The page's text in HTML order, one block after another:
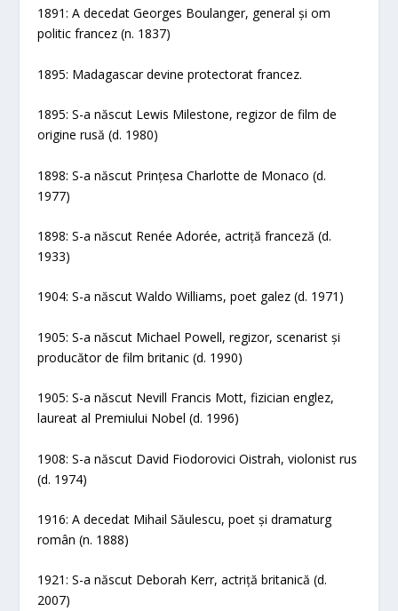
1891: A decedat Georges Boulanger, general și om
politic francez (n. 1837)
1895: Madagascar devine protectorat francez.
1895: S-a născut Lewis Milestone, regizor de film de
origine rusă (d. 1980)
1898: S-a născut Prințesa Charlotte de Monaco (d.
1977)
1898: S-a născut Renée Adorée, actriță franceză (d.
1933)
1904: S-a născut Waldo Williams, poet galez (d. 1971)
1905: S-a născut Michael Powell, regizor, scenarist și
producător de film britanic (d. 1990)
1905: S-a născut Nevill Francis Mott, fizician englez,
laureat al Premiului Nobel (d. 1996)
1908: S-a născut David Fiodorovici Oistrah, violonist rus
(d. 1974)
1916: A decedat Mihail Săulescu, poet și dramaturg
român (n. 1888)
1921: S-a născut Deborah Kerr, actriță britanică (d.
2007)